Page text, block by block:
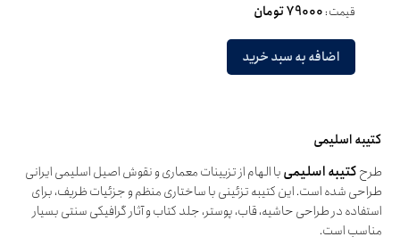
قیمت:79000 تومان
اضافه به سبد خرید
کتیبه اسلیمی
طرحکتیبه اسلیمیبا الهام از تزیینات معماری و نقوش اصیل اسلیمی ایرانی
طراحی شده است. این کتیبه تزئینی با ساختاری منظم و جزئیات ظریف، برای
استفاده در طراحی حاشیه، قاب، پوستر، جلد کتاب و آثار گرافیکی سنتی بسیار
مناسب است.